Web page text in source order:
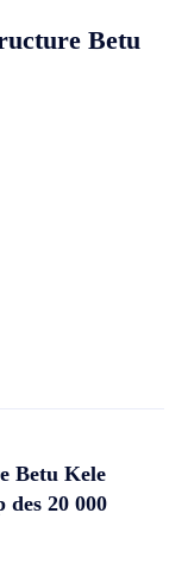
Betu
Betu Kele
20 000